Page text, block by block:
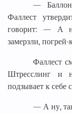
—
Фаллест
говорит: — А
замерзли, погрей-
Фаллест
Штресслинг и
подзывает к себе
— А ну,